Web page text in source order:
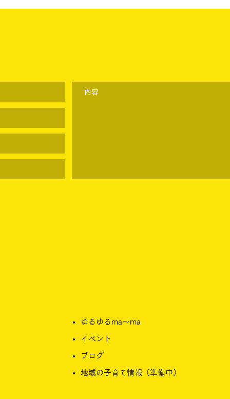
ゆるゆるma〜ma
イベント
ブログ​
​地域の子育て情報（準備中）